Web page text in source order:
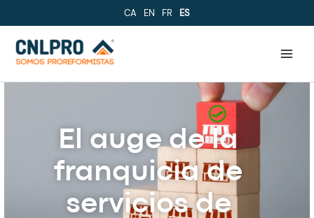
CA EN FR ES
El auge de la
franquicia de
servicios de